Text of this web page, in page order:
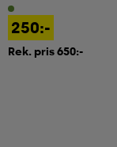
250:-
Rek. pris 650:-